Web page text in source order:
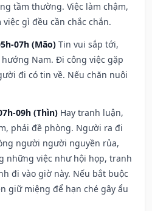
tầm thường. Việc làm chậm,
gì đều cần chắc chắn.
07h (Mão) Tin vui sắp tới,
Nam. Đi công việc gặp
đi có tin về. Nếu chăn nuôi
09h (Thìn) Hay tranh luận,
phải đề phòng. Người ra đi
người người nguyền rủa,
những việc như hội họp, tranh
đi vào giờ này. Nếu bắt buộc
giữ miệng để hạn ché gây ẩu